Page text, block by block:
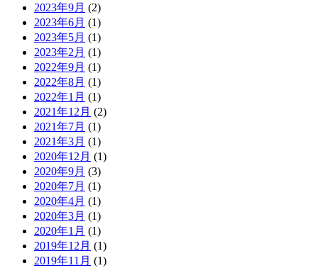
2023年9月 (2)
2023年6月 (1)
2023年5月 (1)
2023年2月 (1)
2022年9月 (1)
2022年8月 (1)
2022年1月 (1)
2021年12月 (2)
2021年7月 (1)
2021年3月 (1)
2020年12月 (1)
2020年9月 (3)
2020年7月 (1)
2020年4月 (1)
2020年3月 (1)
2020年1月 (1)
2019年12月 (1)
2019年11月 (1)